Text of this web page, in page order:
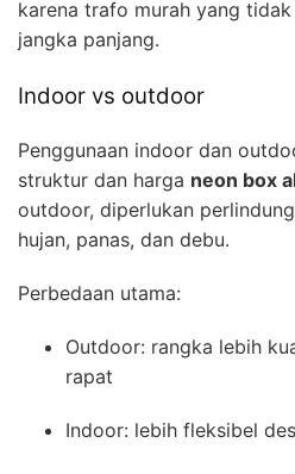
karena trafo murah yang
jangka panjang.
Indoor vs outdoor
Penggunaan indoor dan
struktur dan harga neon box
outdoor, diperlukan
hujan, panas, dan debu.
Perbedaan utama:
Outdoor: rangka lebih
rapat
Indoor: lebih fleksibel